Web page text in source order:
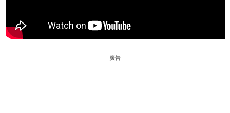
廣告